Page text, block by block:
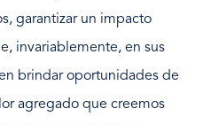
garantizar un impacto
invariablemente, en sus
brindar oportunidades de
agregado que creemos